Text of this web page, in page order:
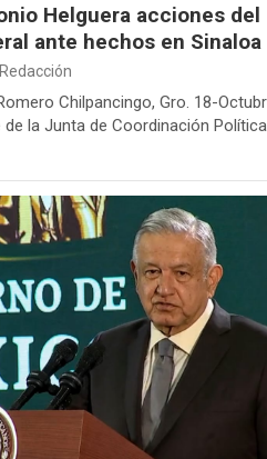
Helguera acciones del
ante hechos en Sinaloa
Redacción
Chilpancingo, Gro. 18-
de la Junta de Coordinación Política